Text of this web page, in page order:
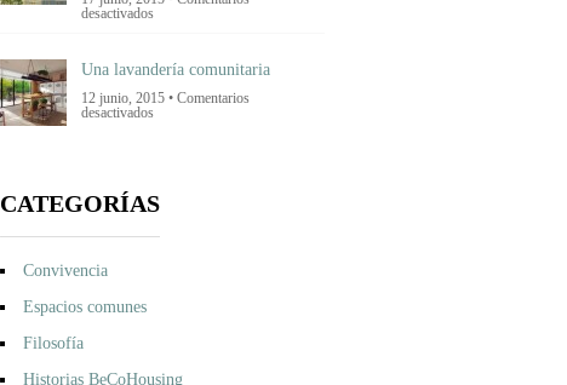
desactivadosen
de
cohousing
Una lavandería comunitaria
12 junio, 2015 • Comentarios
desactivadosen
CATEGORÍAS
Convivencia
Espacios comunes
Filosofía
Historias BeCoHousing